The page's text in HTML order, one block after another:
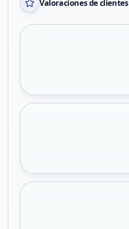
Valoraciones de clientes